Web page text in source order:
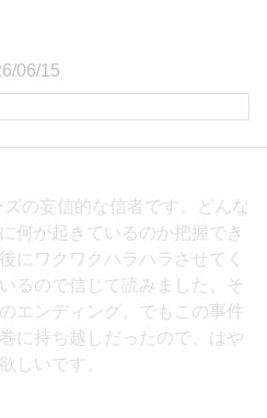
06/15
ズの妄信的な信者です。どんな
何が起きているのか把握でき
にワクワクハラハラさせてく
るので信じて読みました。そ
エンディング。でもこの事件
に持ち越しだったので、はや
しいです。